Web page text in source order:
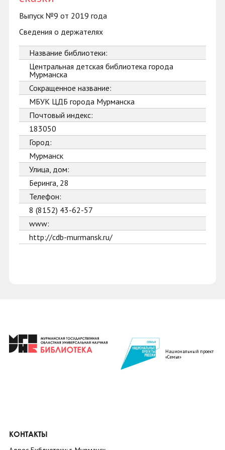
Выпуск №9 от 2019 года
Сведения о держателях
Название библиотеки:
Центральная детская библиотека города
Мурманска
Сокращенное название:
МБУК ЦДБ города Мурманска
Почтовый индекс:
183050
Город:
Мурманск
Улица, дом:
Беринга, 28
Телефон:
8 (8152) 43-62-57
www:
http://cdb-murmansk.ru/
Национальный проект
«Семья»
КОНТАКТЫ